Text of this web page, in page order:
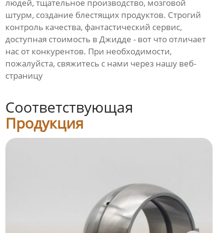
людей, тщательное производство, мозговой
штурм, создание блестящих продуктов. Строгий
контроль качества, фантастический сервис,
доступная стоимость в Джидде - вот что отличает
нас от конкурентов. При необходимости,
пожалуйста, свяжитесь с нами через нашу веб-
страницу
Соответствующая
Продукция